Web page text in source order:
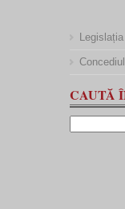
CAUTĂ